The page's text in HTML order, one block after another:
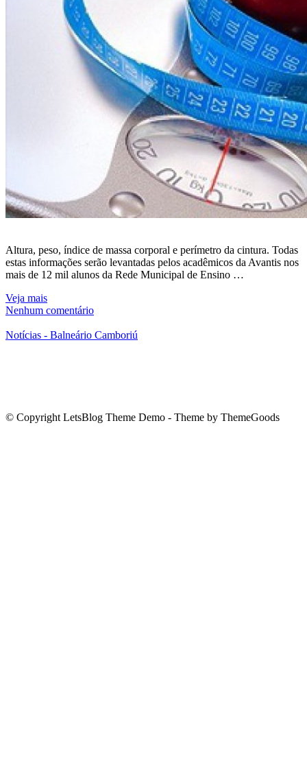
Altura, peso, índice de massa corporal e perímetro da cintura. Todas
estas informações serão levantadas pelos acadêmicos da Avantis nos
mais de 12 mil alunos da Rede Municipal de Ensino …
Veja mais
Nenhum comentário
Notícias - Balneário Camboriú
© Copyright LetsBlog Theme Demo - Theme by ThemeGoods